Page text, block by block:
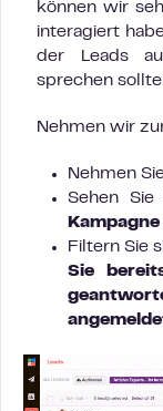
können wir
interagiert
der Leads
sprechen
Nehmen wir
Nehmen
Sehen
Filtern Sie
Sie